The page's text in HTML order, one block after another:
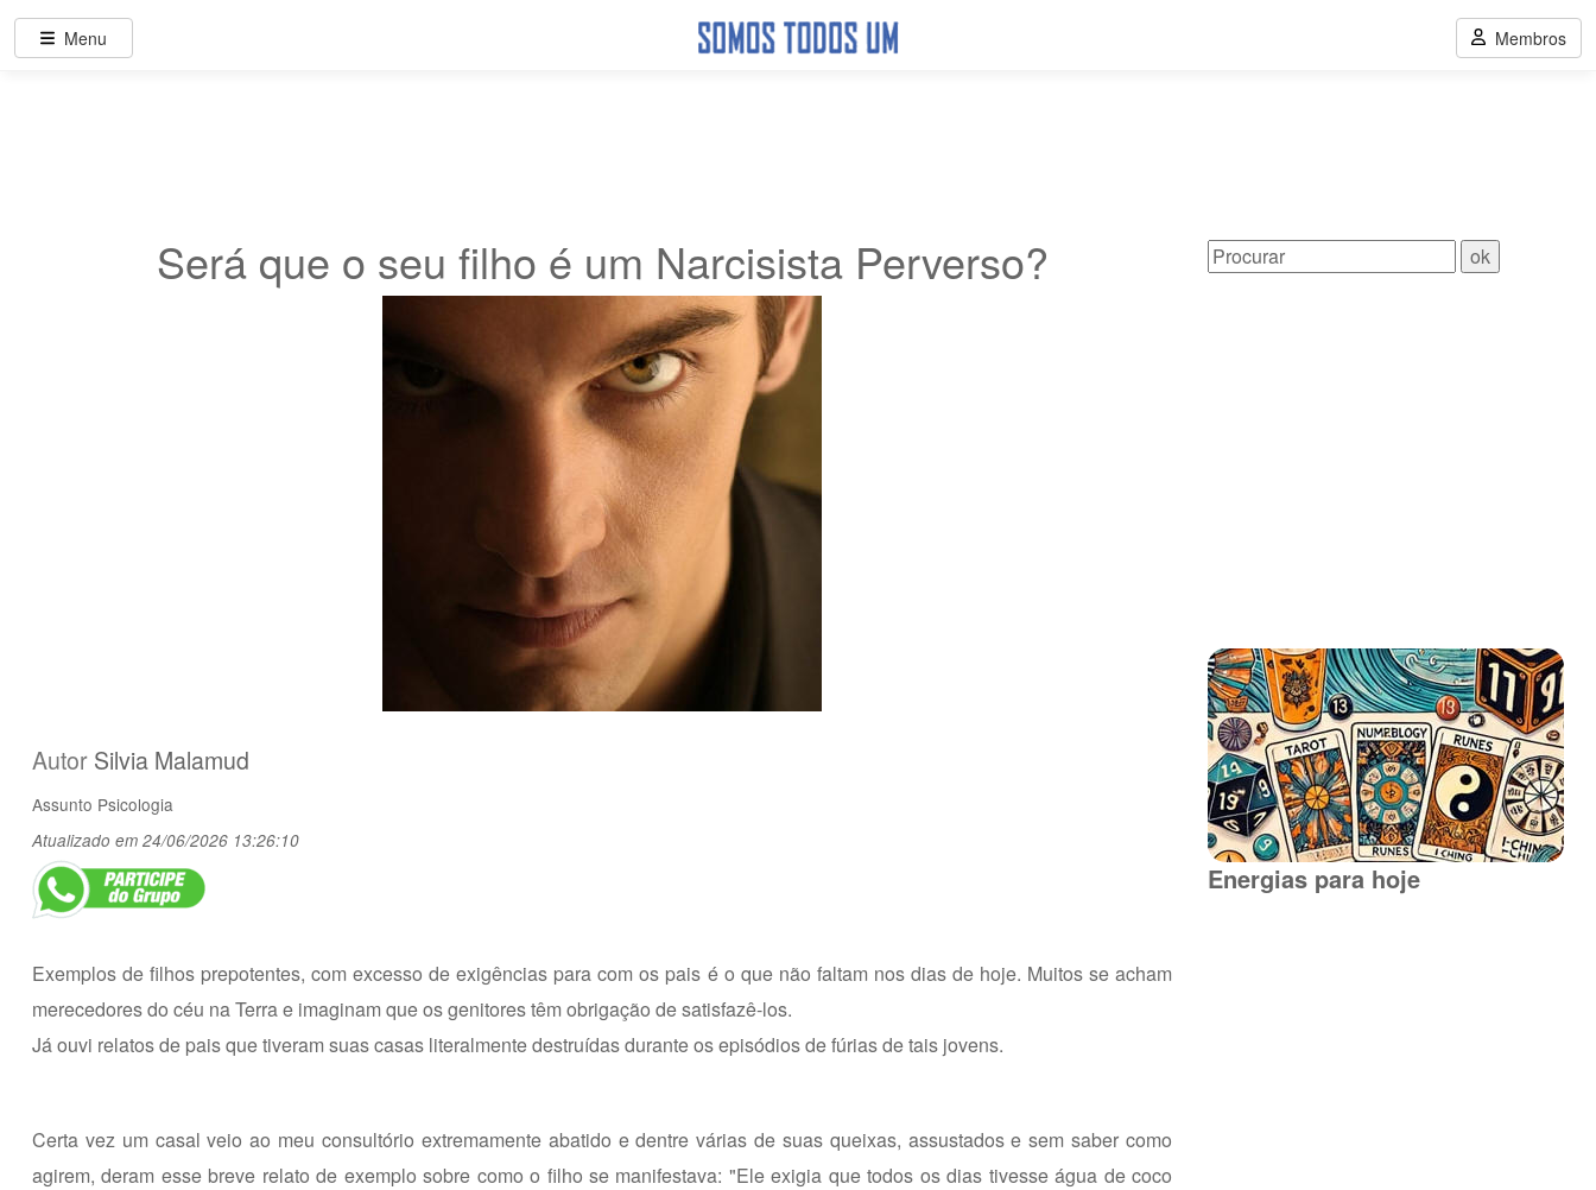
Será que o seu filho é um Narcisista Perverso?
Autor Silvia Malamud
Assunto Psicologia
Atualizado em 24/06/2026 13:26:10
Exemplos de filhos prepotentes, com excesso de exigências para com os pais é o que não faltam nos dias de hoje. Muitos se acham
merecedores do céu na Terra e imaginam que os genitores têm obrigação de satisfazê-los.
Já ouvi relatos de pais que tiveram suas casas literalmente destruídas durante os episódios de fúrias de tais jovens.
Certa vez um casal veio ao meu consultório extremamente abatido e dentre várias de suas queixas, assustados e sem saber como
agirem, deram esse breve relato de exemplo sobre como o filho se manifestava: "Ele exigia que todos os dias tivesse água de coco
Energias para hoje
Menu Membros